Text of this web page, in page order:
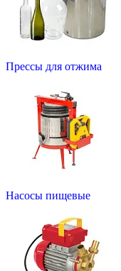
Прессы для отжима
Насосы пищевые